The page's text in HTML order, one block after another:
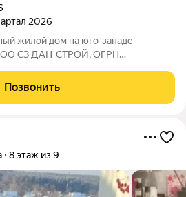
2026
жилой дом на юго-западе
ООО СЗ ДАН-СТРОЙ, ОГРН
следующий вид отделки:
электроразводка по
Позвонить
8 этаж из 9